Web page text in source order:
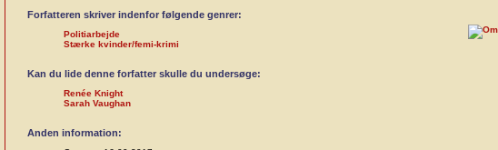
Forfatteren skriver indenfor følgende genrer:
Politiarbejde
Stærke kvinder/femi-krimi
Kan du lide denne forfatter skulle du undersøge:
Renée Knight
Sarah Vaughan
Anden information: